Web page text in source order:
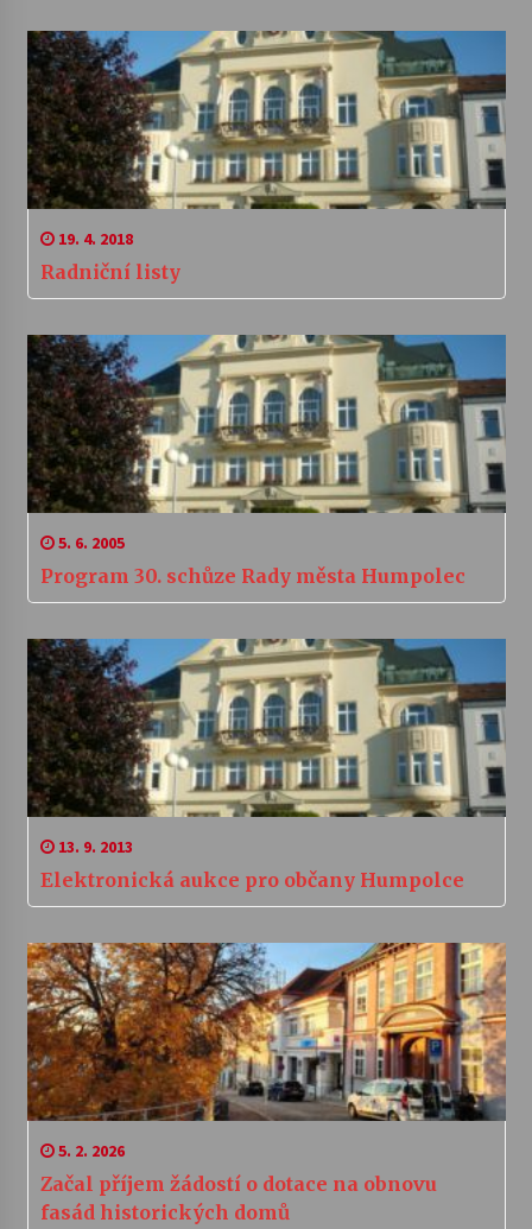
19. 4. 2018
Radniční listy
5. 6. 2005
Program 30. schůze Rady města Humpolec
13. 9. 2013
Elektronická aukce pro občany Humpolce
5. 2. 2026
Začal příjem žádostí o dotace na obnovu
fasád historických domů